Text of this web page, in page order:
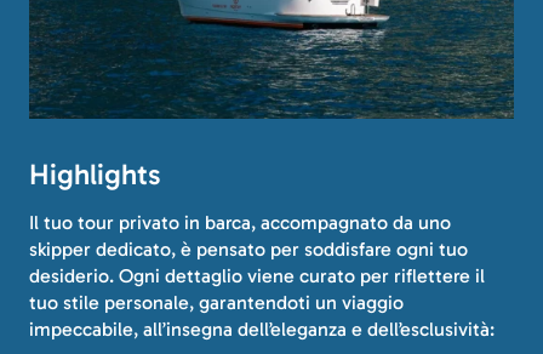
Highlights
Il tuo tour privato in barca, accompagnato da uno
skipper dedicato, è pensato per soddisfare ogni tuo
desiderio. Ogni dettaglio viene curato per riflettere il
tuo stile personale, garantendoti un viaggio
impeccabile, all’insegna dell’eleganza e dell’esclusività: